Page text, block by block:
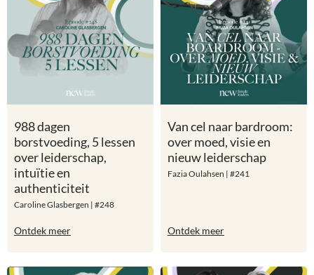
988 dagen
borstvoeding, 5 lessen
over leiderschap,
intuïtie en
authenticiteit
Caroline Glasbergen | #248
Ontdek meer
Van cel naar bardroom:
over moed, visie en
nieuw leiderschap
Fazia Oulahsen | #241
Ontdek meer